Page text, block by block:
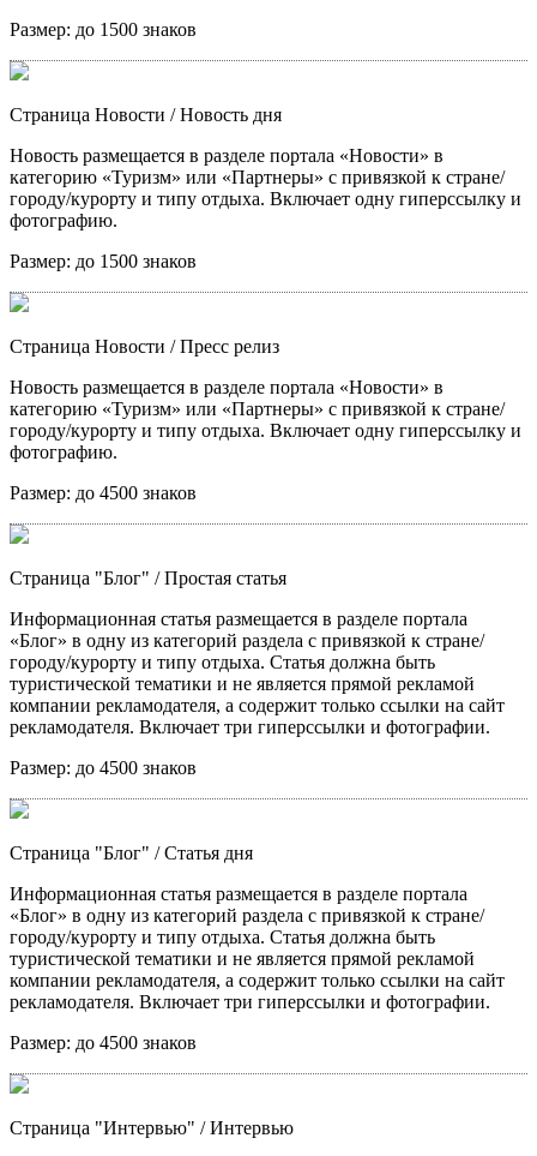
Размер: до 1500 знаков
Страница Новости / Новость дня
Новость размещается в разделе портала «Новости» в
категорию «Туризм» или «Партнеры» с привязкой к стране/
городу/курорту и типу отдыха. Включает одну гиперссылку и
фотографию.
Размер: до 1500 знаков
Страница Новости / Пресс релиз
Новость размещается в разделе портала «Новости» в
категорию «Туризм» или «Партнеры» с привязкой к стране/
городу/курорту и типу отдыха. Включает одну гиперссылку и
фотографию.
Размер: до 4500 знаков
Страница "Блог" / Простая статья
Информационная статья размещается в разделе портала
«Блог» в одну из категорий раздела с привязкой к стране/
городу/курорту и типу отдыха. Статья должна быть
туристической тематики и не является прямой рекламой
компании рекламодателя, а содержит только ссылки на сайт
рекламодателя. Включает три гиперссылки и фотографии.
Размер: до 4500 знаков
Страница "Блог" / Статья дня
Информационная статья размещается в разделе портала
«Блог» в одну из категорий раздела с привязкой к стране/
городу/курорту и типу отдыха. Статья должна быть
туристической тематики и не является прямой рекламой
компании рекламодателя, а содержит только ссылки на сайт
рекламодателя. Включает три гиперссылки и фотографии.
Размер: до 4500 знаков
Страница "Интервью" / Интервью